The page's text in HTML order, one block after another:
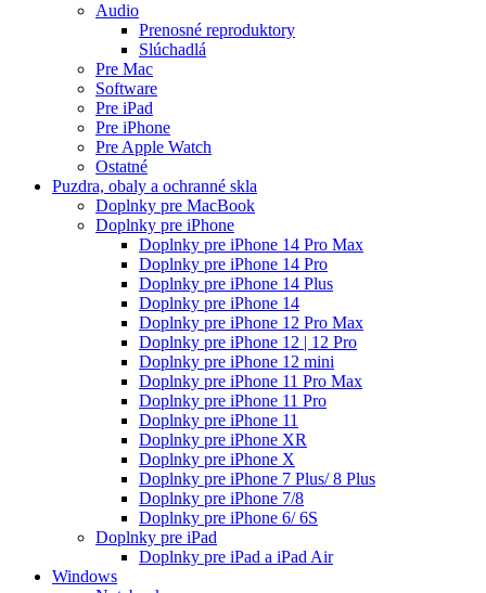
Audio
Prenosné reproduktory
Slúchadlá
Pre Mac
Software
Pre iPad
Pre iPhone
Pre Apple Watch
Ostatné
Puzdra, obaly a ochranné skla
Doplnky pre MacBook
Doplnky pre iPhone
Doplnky pre iPhone 14 Pro Max
Doplnky pre iPhone 14 Pro
Doplnky pre iPhone 14 Plus
Doplnky pre iPhone 14
Doplnky pre iPhone 12 Pro Max
Doplnky pre iPhone 12 | 12 Pro
Doplnky pre iPhone 12 mini
Doplnky pre iPhone 11 Pro Max
Doplnky pre iPhone 11 Pro
Doplnky pre iPhone 11
Doplnky pre iPhone XR
Doplnky pre iPhone X
Doplnky pre iPhone 7 Plus/ 8 Plus
Doplnky pre iPhone 7/8
Doplnky pre iPhone 6/ 6S
Doplnky pre iPad
Doplnky pre iPad a iPad Air
Windows